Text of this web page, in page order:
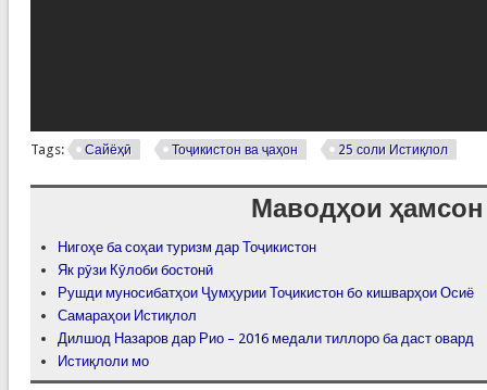
Tags: Сайёҳӣ Тоҷикистон ва ҷаҳон 25 соли Истиқлол
Маводҳои ҳамсон
Нигоҳе ба соҳаи туризм дар Тоҷикистон
Як рӯзи Кӯлоби бостонӣ
Рушди муносибатҳои Ҷумҳурии Тоҷикистон бo кишварҳои Осиё
Самараҳои Истиқлол
Дилшод Назаров дар Рио – 2016 медали тиллоро ба даст овард
Истиқлоли мо